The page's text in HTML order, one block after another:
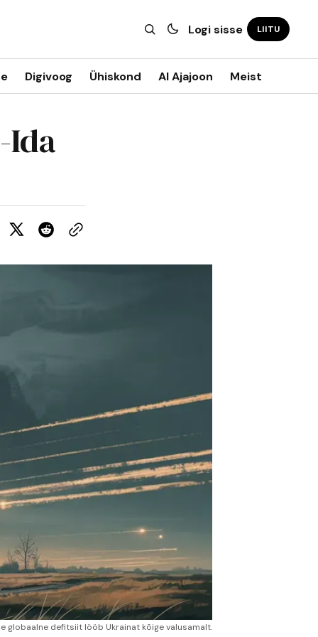
Logi sisse LIITU
Digivoog Ühiskond AI Ajajoon Meist
Ida
globaalne defitsiit lööb Ukrainat kõige valusamalt.